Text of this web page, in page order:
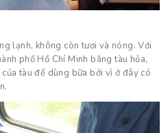
lạnh, không còn tươi và nóng. Với
phố Hồ Chí Minh bằng tàu hỏa,
tàu để dùng bữa bởi vì ở đây có